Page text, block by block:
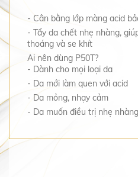
- Cân bằng lớp màng acid
- Tẩy da chết nhẹ nhàng,
thoáng và se khít
Ai nên dùng P50T?
- Dành cho mọi loại da
- Da mới làm quen với acid
- Da mỏng, nhạy cảm
- Da muốn điều trị nhẹ nhàng